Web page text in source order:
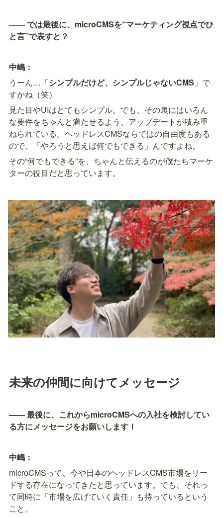
—— では最後に、microCMSを“マーケティング視点でひ
と言”で表すと？
中嶋：
うーん…「シンプルだけど、シンプルじゃないCMS 」で
すかね（笑）
見た目やUIはとてもシンプル。でも、その裏にはいろん
な要件をちゃんと満たせるよう、アップデートが積み重
ねられている。ヘッドレスCMSならではの自由度もある
ので、「やろうと思えば何でもできる」んですよね。
その“何でもできる”を、ちゃんと伝えるのが僕たちマーケ
ターの役目だと思っています。
未来の仲間に向けてメッセージ
—— 最後に、これからmicroCMSへの入社を検討してい
る方にメッセージをお願いします！
中嶋：
microCMSって、今や日本のヘッドレスCMS市場をリー
ドする存在になってきたと思っています。でも、それっ
て同時に「市場を広げていく責任」も持っているという
こと。